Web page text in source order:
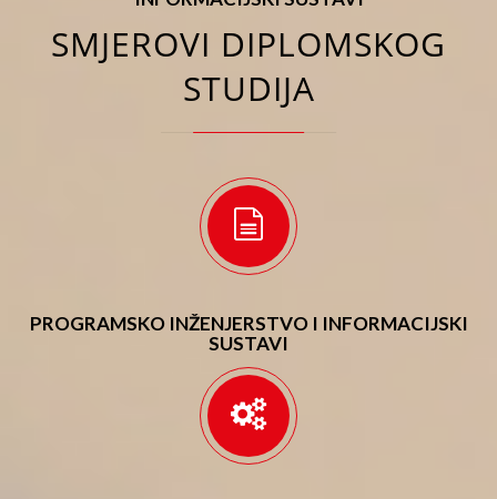
SMJEROVI DIPLOMSKOG
STUDIJA
PROGRAMSKO INŽENJERSTVO I INFORMACIJSKI
SUSTAVI